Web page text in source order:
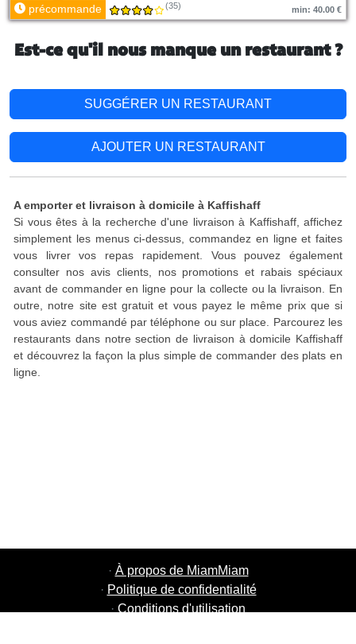
précommande (35) min: 40.00 €
Est-ce qu'il nous manque un restaurant ?
SUGGÉRER UN RESTAURANT
AJOUTER UN RESTAURANT
A emporter et livraison à domicile à Kaffishaff
Si vous êtes à la recherche d'une livraison à Kaffishaff, affichez
simplement les menus ci-dessus, commandez en ligne et faites
vous livrer vos repas rapidement. Vous pouvez également
consulter nos avis clients, nos promotions et rabais spéciaux
avant de commander en ligne pour la collecte ou la livraison. En
outre, notre site est gratuit et vous payez le même prix que si
vous aviez commandé par téléphone ou sur place. Parcourez les
restaurants dans notre section de livraison à domicile Kaffishaff
et découvrez la façon la plus simple de commander des plats en
ligne.
· À propos de MiamMiam
· Politique de confidentialité
· Conditions d'utilisation